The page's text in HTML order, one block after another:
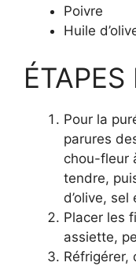
Poivre
Huile
ÉTAPES
Pour la
parures
chou-fleur
tendre,
d’olive,
Placer les
assiette,
Réfrigérer,